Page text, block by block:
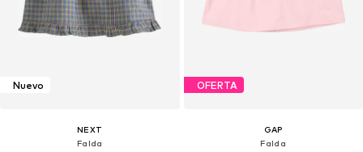
Nuevo
NEXT
Falda
OFERTA
GAP
Falda